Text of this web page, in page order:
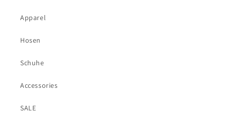
Apparel
Hosen
Schuhe
Accessories
SALE